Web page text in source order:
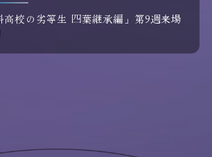
高校の劣等生 四葉継承編」第9週来場